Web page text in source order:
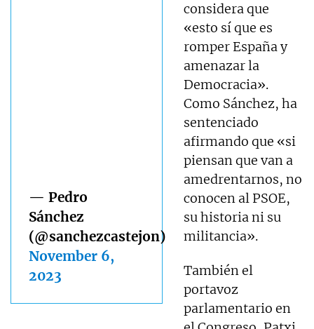
— Pedro
Sánchez
(@sanchezcastejon)
November 6,
2023
considera que
«esto sí que es
romper España y
amenazar la
Democracia».
Como Sánchez, ha
sentenciado
afirmando que «si
piensan que van a
amedrentarnos, no
conocen al PSOE,
su historia ni su
militancia».
También el
portavoz
parlamentario en